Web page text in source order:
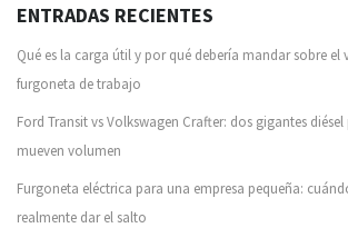
ENTRADAS RECIENTES
Qué es la carga útil y por qué debería mandar sobre el
furgoneta de trabajo
Ford Transit vs Volkswagen Crafter: dos gigantes
mueven volumen
Furgoneta eléctrica para una empresa pequeña:
realmente dar el salto